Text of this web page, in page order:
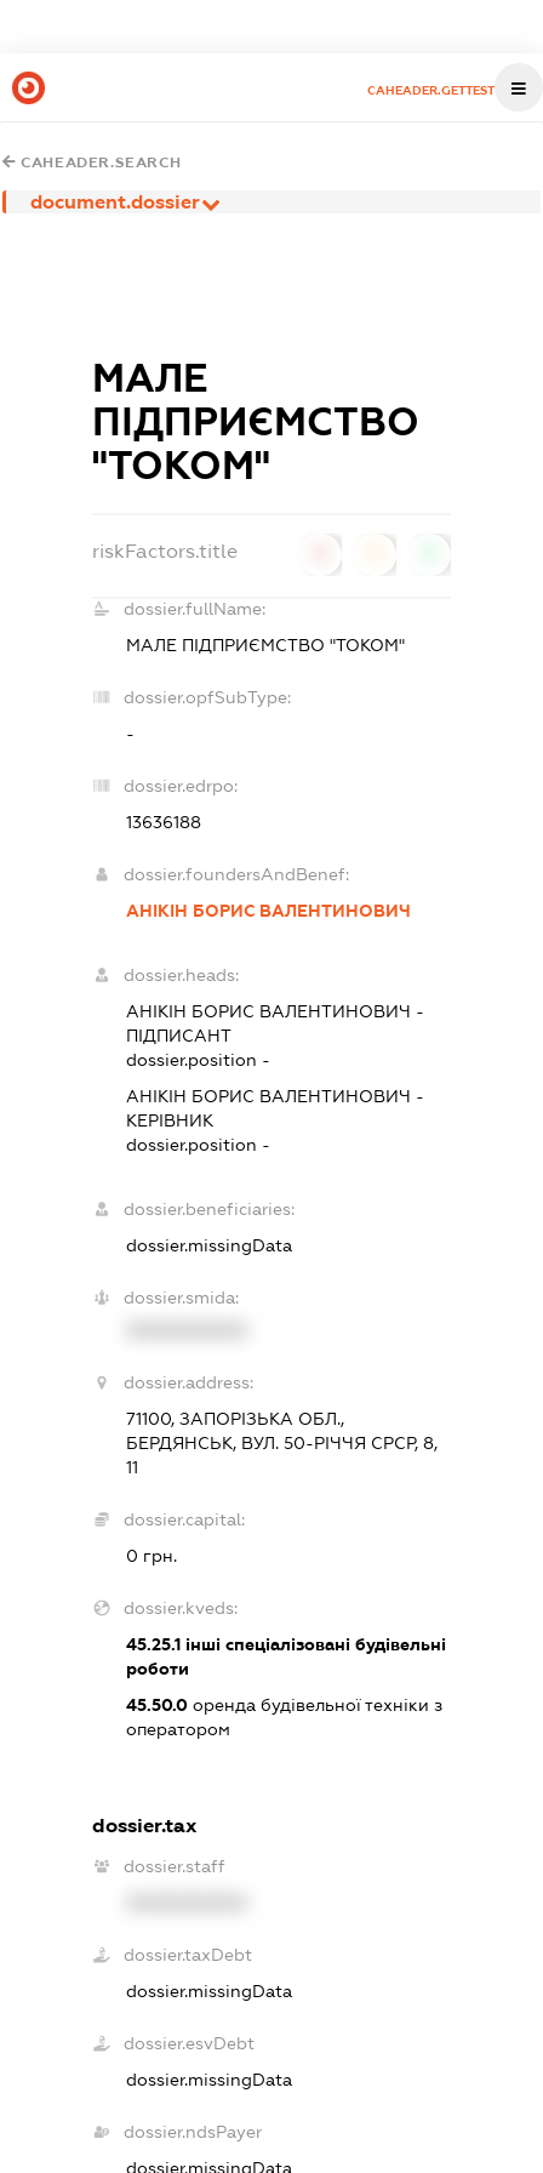
CAHEADER.GETTEST
CAHEADER.SEARCH
document.dossier
МАЛЕ
ПІДПРИЄМСТВО
"ТОКОМ"
riskFactors.title
dossier.fullName:
МАЛЕ ПІДПРИЄМСТВО "ТОКОМ"
dossier.opfSubType:
-
dossier.edrpo:
13636188
dossier.foundersAndBenef:
АНІКІН БОРИС ВАЛЕНТИНОВИЧ
dossier.heads:
АНІКІН БОРИС ВАЛЕНТИНОВИЧ -
ПІДПИСАНТ
dossier.position -
АНІКІН БОРИС ВАЛЕНТИНОВИЧ -
КЕРІВНИК
dossier.position -
dossier.beneficiaries:
dossier.missingData
dossier.smida:
dossier.address:
71100, ЗАПОРІЗЬКА ОБЛ.,
БЕРДЯНСЬК, ВУЛ. 50-РІЧЧЯ СРСР, 8,
11
dossier.capital:
0 грн.
dossier.kveds:
45.25.1 інші спеціалізовані будівельні
роботи
45.50.0 оренда будівельної техніки з
оператором
dossier.tax
dossier.staff
dossier.taxDebt
dossier.missingData
dossier.esvDebt
dossier.missingData
dossier.ndsPayer
dossier.missingData